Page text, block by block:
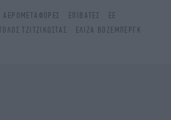
ΑΕΡΟΜΕΤΑΦΟΡΈΣ ΕΠΙΒΆΤΕΣ
ΕΕ
ΤΖΙΤΖΙΚΏΣΤΑΣ
ΕΛΊΖΑ ΒΌΖΕΜΠΕΡΓΚ